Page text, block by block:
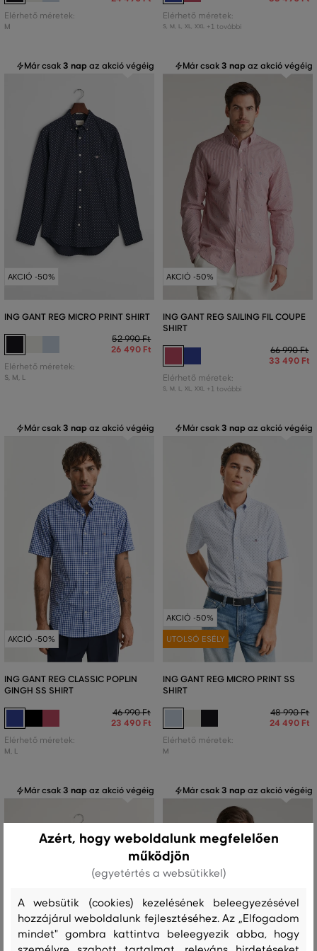
Elérhető méretek:
M
Elérhető méretek:
S, M L, XL, XXL +1 további
Már csak3 nap az akció végéig
AKCIÓ -50%
ING GANT REG MICRO PRINT SHIRT
52 990 Ft
26 490 Ft
Elérhető méretek:
S, M, L
Már csak3 nap az akció végéig
AKCIÓ -50%
ING GANT REG SAILING FIL COUPE
SHIRT
66 990 Ft
33 490 Ft
Elérhető méretek:
S, M L, XL, XXL +1 további
Már csak3 nap az akció végéig
AKCIÓ -50%
ING GANT REG CLASSIC POPLIN
GINGH SS SHIRT
46 990 Ft
23 490 Ft
Elérhető méretek:
M, L
Már csak3 nap az akció végéig
AKCIÓ -50%
UTOLSÓ ESÉLY
ING GANT REG MICRO PRINT SS
SHIRT
48 990 Ft
24 490 Ft
Elérhető méretek:
M
Már csak3 nap az akció végéig Már csak3 nap az akció végéig
Azért, hogy weboldalunk megfelelően
működjön
(egyetértés a websütikkel)
A websütik (cookies) kezelésének beleegyezésével
hozzájárul weboldalunk fejlesztéséhez. Az „Elfogadom
mindet" gombra kattintva beleegyezik abba, hogy